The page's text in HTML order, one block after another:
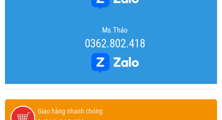
Ms.Thảo
0362.802.418
Giao hàng nhanh chóng